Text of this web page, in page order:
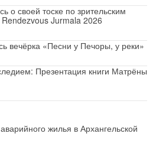
о своей тоске по зрительским
Jurmala 2026
вечёрка «Песни у Печоры, у реки»
Презентация книги Матрёны
жилья в Архангельской